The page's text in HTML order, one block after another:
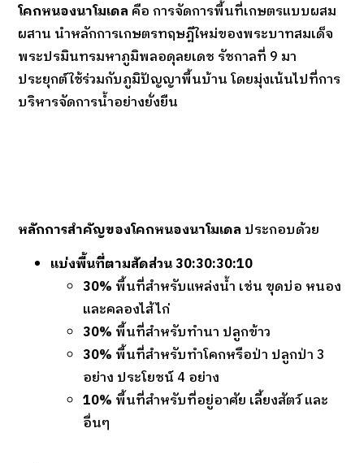
โคกหนองนาโมเดล คือ การจัดการพื้นที่เกษตรแบบผสม
ผสาน นำหลักการเกษตรทฤษฎีใหม่ของพระบาทสมเด็จ
พระปรมินทรมหาภูมิพลอดุลยเดช รัชกาลที่ 9 มา
ประยุกต์ใช้ร่วมกับภูมิปัญญาพื้นบ้าน โดยมุ่งเน้นไปที่การ
บริหารจัดการน้ำอย่างยั่งยืน
หลักการสำคัญของโคกหนองนาโมเดล ประกอบด้วย
แบ่งพื้นที่ตามสัดส่วน 30:30:30:10
30% พื้นที่สำหรับแหล่งน้ำ เช่น ขุดบ่อ หนอง
และคลองไส้ไก่
30% พื้นที่สำหรับทำนา ปลูกข้าว
30% พื้นที่สำหรับทำโคกหรือป่า ปลูกป่า 3
อย่าง ประโยชน์ 4 อย่าง
10% พื้นที่สำหรับที่อยู่อาศัย เลี้ยงสัตว์ และ
อื่นๆ